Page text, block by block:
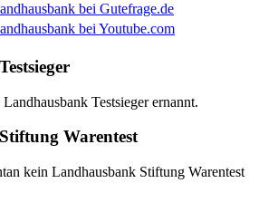
bei Gutefrage.de
bei Youtube.com
Testsieger ernannt.
Warentest
kein Landhausbank Stiftung Warentest